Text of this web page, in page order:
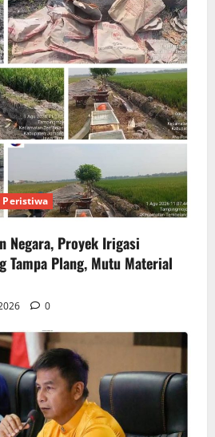
Peristiwa
Negara, ​Proyek Irigasi
Tampa Plang, Mutu Material
0